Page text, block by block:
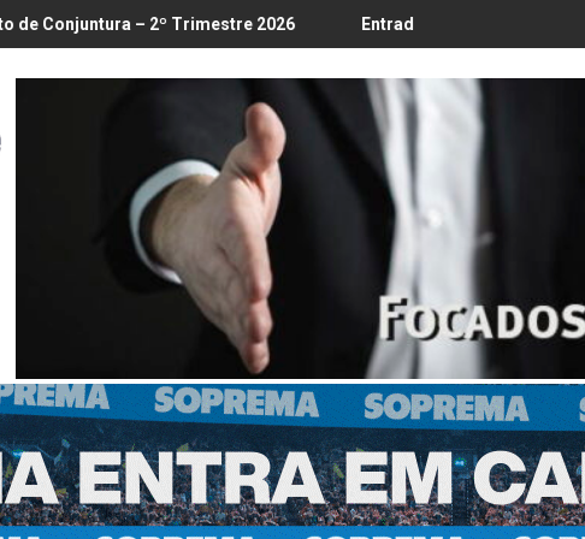
Trimestre 2026 Entrada em vigor da regulamentação do